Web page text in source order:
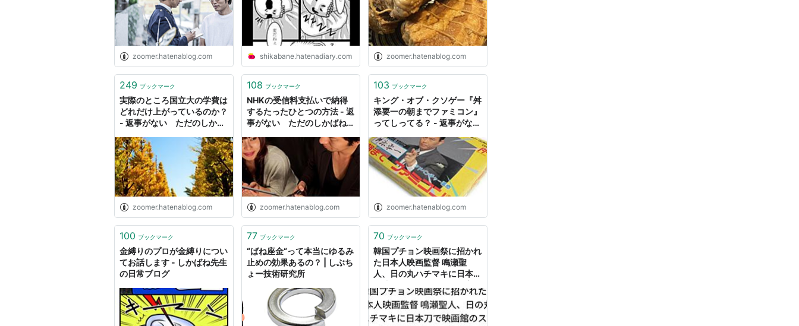
zoomer.hatenablog.com shikabane.hatenadiary.com zoomer.hatenablog.com
249 ブックマーク
実際のところ国立大の学費は
どれだけ上がっているのか？
- 返事がない ただのしかば
zoomer.hatenablog.com
108 ブックマーク
NHKの受信料支払いで納得
するたったひとつの方法 - 返
事がない ただのしかばねの
zoomer.hatenablog.com
103 ブックマーク
キング・オブ・クソゲー『舛
添要一の朝までファミコン』
ってしってる？ - 返事がな
zoomer.hatenablog.com
100 ブックマーク
金縛りのプロが金縛りについ
てお話します - しかばね先生
の日常ブログ
77 ブックマーク
“ばね座金“って本当にゆるみ
止めの効果あるの？ | しぶち
ょー技術研究所
70 ブックマーク
韓国プチョン映画祭に招かれ
た日本人映画監督 鳴瀬聖
人、日の丸ハチマキに日本刀
開ける【温泉しかばね芸者】